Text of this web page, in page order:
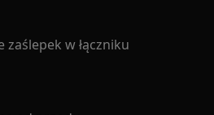
w łączniku